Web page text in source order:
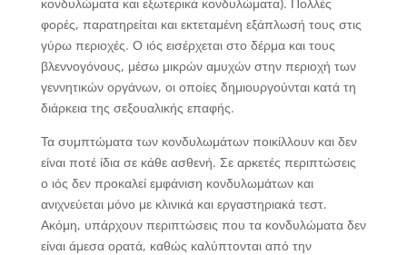
φορές, παρατηρείται και εκτεταμένη εξάπλωσή τους στις
γύρω περιοχές. Ο ιός εισέρχεται στο δέρμα και τους
βλεννογόνους, μέσω μικρών αμυχών στην περιοχή των
γεννητικών οργάνων, οι οποίες δημιουργούνται κατά τη
διάρκεια της σεξουαλικής επαφής.
Τα συμπτώματα των κονδυλωμάτων ποικίλλουν και δεν
είναι ποτέ ίδια σε κάθε ασθενή. Σε αρκετές περιπτώσεις
ο ιός δεν προκαλεί εμφάνιση κονδυλωμάτων και
ανιχνεύεται μόνο με κλινικά και εργαστηριακά τεστ.
Ακόμη, υπάρχουν περιπτώσεις που τα κονδυλώματα δεν
είναι άμεσα ορατά, καθώς καλύπτονται από την